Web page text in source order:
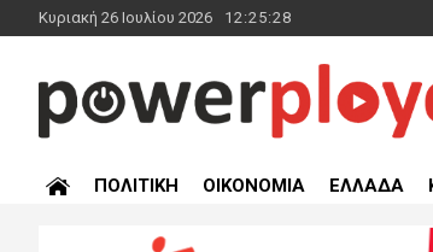
to
Κυριακή 26 Ιουλίου 2026 12:25:29
powerplayer.gr
ΠΟΛΙΤΙΚΗ ΟΙΚΟΝΟΜΙΑ ΕΛΛΑΔΑ